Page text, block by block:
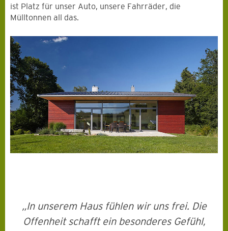
ist Platz für unser Auto, unsere Fahrräder, die
Mülltonnen all das.
„In unserem Haus fühlen wir uns frei. Die
Offenheit schafft ein besonderes Gefühl,